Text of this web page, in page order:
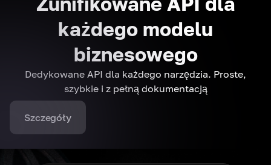
każdego modelu
biznesowego
Dedykowane API dla każdego narzędzia. Proste,
szybkie i z pełną dokumentacją
Szczegóły